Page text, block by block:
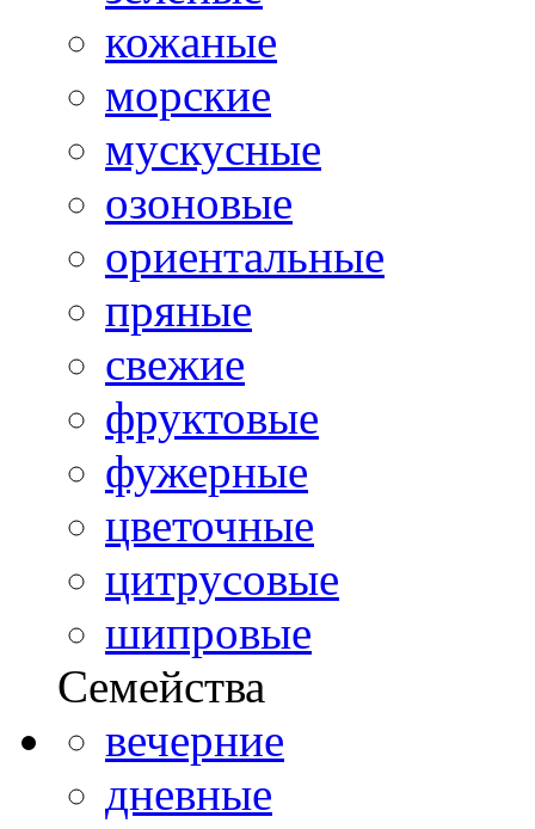
кожаные
морские
мускусные
озоновые
ориентальные
пряные
свежие
фруктовые
фужерные
цветочные
цитрусовые
шипровые
Семейства
вечерние
дневные